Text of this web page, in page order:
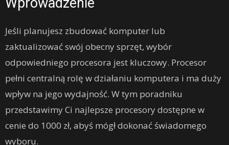
Jeśli planujesz zbudować komputer lub
zaktualizować swój obecny sprzęt, wybór
odpowiedniego procesora jest kluczowy. Procesor
pełni centralną rolę w działaniu komputera i ma duży
wpływ na jego wydajność. W tym poradniku
przedstawimy Ci najlepsze procesory dostępne w
cenie do 1000 zł, abyś mógł dokonać świadomego
wyboru.